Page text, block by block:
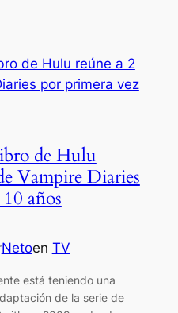
de Hulu
Vampire Diaries
años
Netoen TV
está teniendo una
de la serie de